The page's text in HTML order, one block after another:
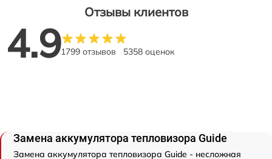
Отзывы клиентов
4.91799 отзывов 5358 оценок
Замена аккумулятора тепловизора Guide
Замена аккумулятора тепловизора Guide - несложная